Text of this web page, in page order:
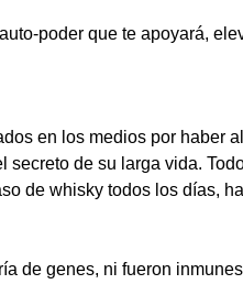
poder que te apoyará,
en los medios por haber
secreto de su larga vida.
de whisky todos los días,
de genes, ni fueron